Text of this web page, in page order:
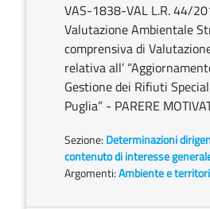
VAS-1838-VAL L.R. 44/
Valutazione Ambientale
comprensiva di
relativa all’
Gestione dei Rifiuti
Puglia” - PARERE
Sezione: Determinazioni
contenuto di interesse
Argomenti:Ambiente e